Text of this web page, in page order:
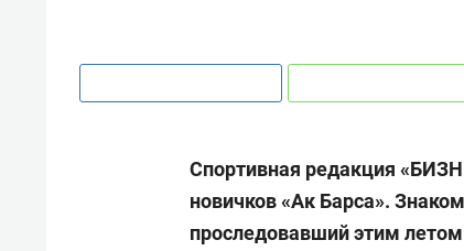
Спортивная редакция
новичков «Ак Барса».
проследовавший этим